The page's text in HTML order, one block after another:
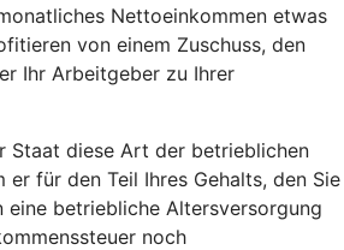
Nettoeinkommen etwas
von einem Zuschuss, den
Ihr Arbeitgeber zu Ihrer
Staat diese Art der betrieblichen
er für den Teil Ihres Gehalts, den Sie
eine betriebliche Altersversorgung
noch